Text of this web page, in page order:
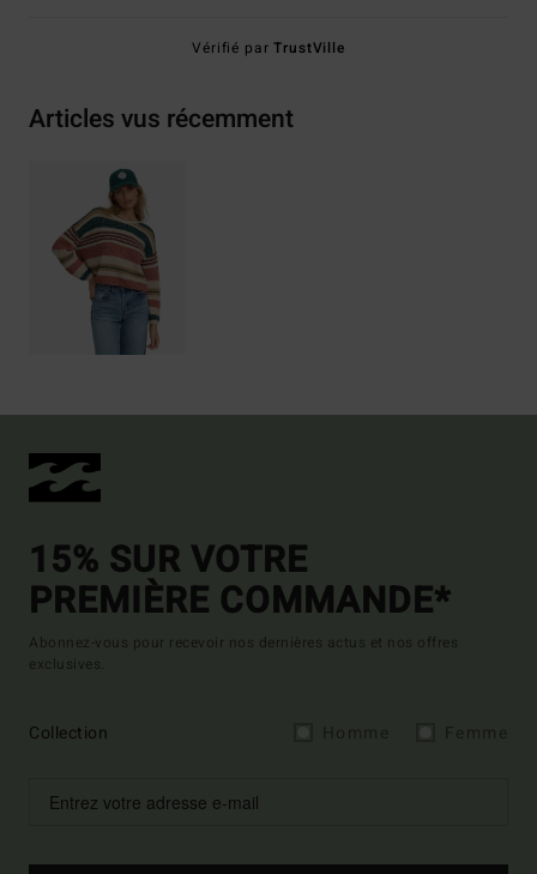
Vérifié parTrustVille
Articles vus récemment
15% SUR VOTRE
PREMIÈRE COMMANDE*
Abonnez-vous pour recevoir nos dernières actus et nos offres
exclusives.
Collection